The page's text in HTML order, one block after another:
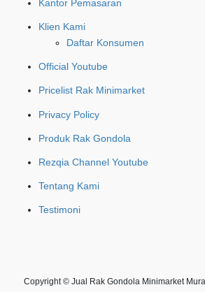
Kantor Pemasaran
Klien Kami
Daftar Konsumen
Official Youtube
Pricelist Rak Minimarket
Privacy Policy
Produk Rak Gondola
Rezqia Channel Youtube
Tentang Kami
Testimoni
Copyright © Jual Rak Gondola Minimarket